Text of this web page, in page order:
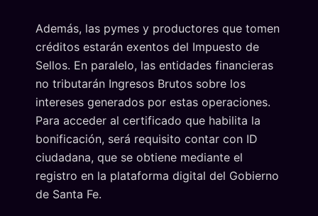
Además, las pymes y productores que tomen
créditos estarán exentos del Impuesto de
Sellos. En paralelo, las entidades financieras
no tributarán Ingresos Brutos sobre los
intereses generados por estas operaciones.
Para acceder al certificado que habilita la
bonificación, será requisito contar con ID
ciudadana, que se obtiene mediante el
registro en la plataforma digital del Gobierno
de Santa Fe.